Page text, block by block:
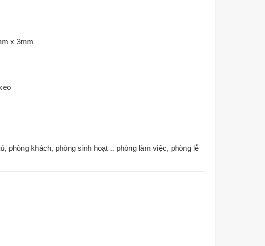
x 3mm
phòng khách, phòng sinh hoạt .. phòng làm việc, phòng lễ